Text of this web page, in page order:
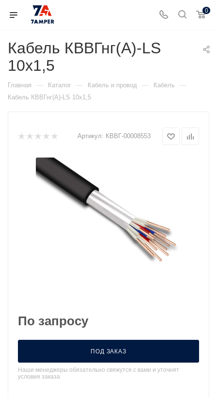
0
Кабель КВВГнг(А)-LS
10х1,5
Главная — Каталог — Кабель и провод — Кабель —
Кабель КВВГнг(А)-LS 10х1,5
Артикул: КВВГ-00008553
По запросу
ПОД ЗАКАЗ
Наши менеджеры обязательно свяжутся с вами и уточнят
условия заказа